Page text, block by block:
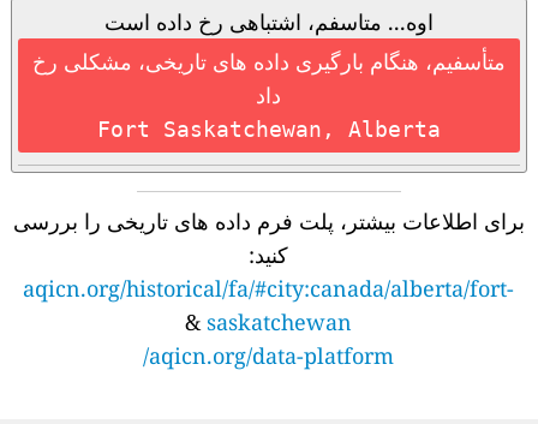
اوه... متاسفم، اشتباهی رخ داده است
متأسفیم، هنگام بارگیری داده های تاریخی، مشکلی رخ
داد
Fort Saskatchewan, Alberta
برای اطلاعات بیشتر، پلت فرم داده های تاریخی را بررسی
کنید:
aqicn.org/historical/fa/#city:canada/alberta/fort-
saskatchewan
&
aqicn.org/data-platform/